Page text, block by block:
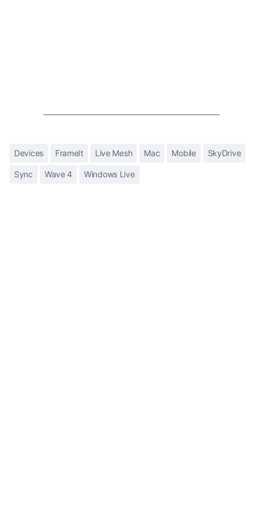
Devices FrameIt Live Mesh Mac Mobile SkyDrive
Sync Wave 4 Windows Live